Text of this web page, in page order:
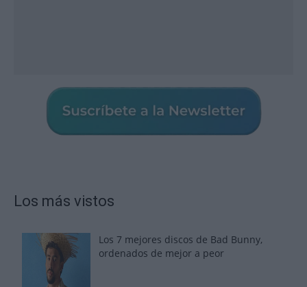
Los más vistos
Los 7 mejores discos de Bad Bunny,
ordenados de mejor a peor